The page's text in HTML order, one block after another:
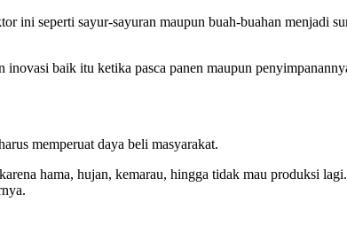
ini seperti sayur-sayuran maupun buah-buahan menjadi
baik itu ketika pasca panen maupun
memperuat daya beli masyarakat.
hama, hujan, kemarau, hingga tidak mau produksi